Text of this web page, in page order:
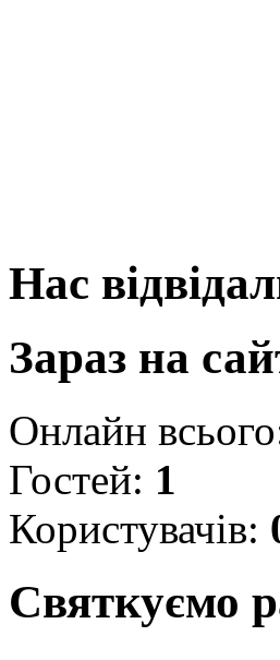
Нас
Зараз на
Онлайн
Гостей: 1
Користувачів:
Святкуємо